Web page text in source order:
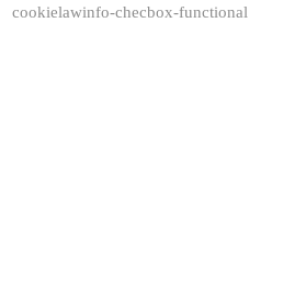
cookielawinfo-checbox-functional